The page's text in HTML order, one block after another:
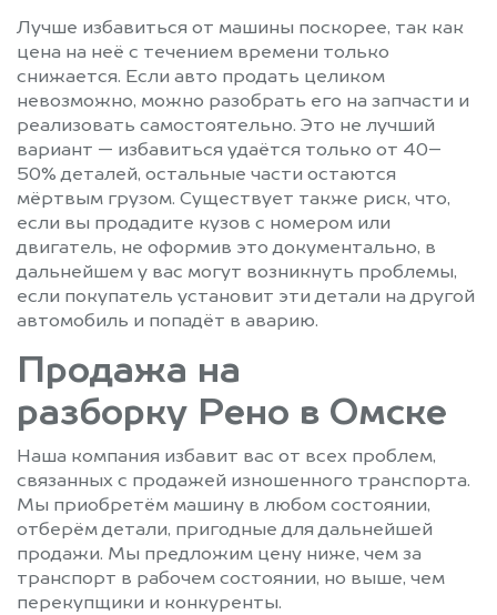
Лучше избавиться от машины поскорее, так как
цена на неё с течением времени только
снижается. Если авто продать целиком
невозможно, можно разобрать его на запчасти и
реализовать самостоятельно. Это не лучший
вариант — избавиться удаётся только от 40–
50% деталей, остальные части остаются
мёртвым грузом. Существует также риск, что,
если вы продадите кузов с номером или
двигатель, не оформив это документально, в
дальнейшем у вас могут возникнуть проблемы,
если покупатель установит эти детали на другой
автомобиль и попадёт в аварию.
Продажа на
разборку Рено в Омске
Наша компания избавит вас от всех проблем,
связанных с продажей изношенного транспорта.
Мы приобретём машину в любом состоянии,
отберём детали, пригодные для дальнейшей
продажи. Мы предложим цену ниже, чем за
транспорт в рабочем состоянии, но выше, чем
перекупщики и конкуренты.